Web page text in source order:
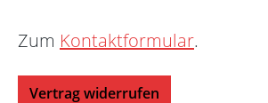
Zum Kontaktformular.
Vertrag widerrufen